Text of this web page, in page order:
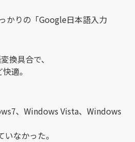
かりの「Google日本語入力
換具合で、
適。
、Windows Vista、Windows
なかった。